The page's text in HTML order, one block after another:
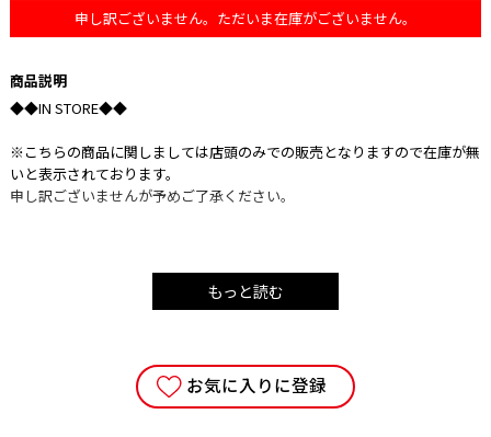
申し訳ございません。ただいま在庫がございません。
商品説明
◆◆IN STORE◆◆
※こちらの商品に関しましては店頭のみでの販売となりますので在庫が無
いと表示されております。
申し訳ございませんが予めご了承ください。
スカンジナビアン スプリッティングウェッジアックス1500 トラディショ
プランディ（PRANDI）社はイタリアの木工市場において50年以上の歴史
と革新的なクオリティを提供する木工道具製造企業です。
もっと読む
お気に入りに登録